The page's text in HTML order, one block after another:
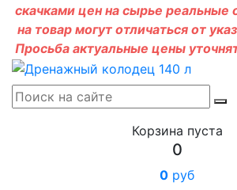
скачками цен на сырье реальные
на товар могут отличаться от
Просьба актуальные цены
Корзина пуста
0
0 руб